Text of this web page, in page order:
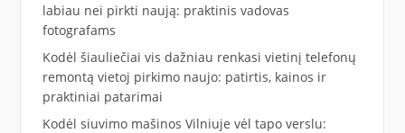
labiau nei pirkti naują: praktinis vadovas
fotografams
Kodėl šiauliečiai vis dažniau renkasi vietinį telefonų
remontą vietoj pirkimo naujo: patirtis, kainos ir
praktiniai patarimai
Kodėl siuvimo mašinos Vilniuje vėl tapo verslu: